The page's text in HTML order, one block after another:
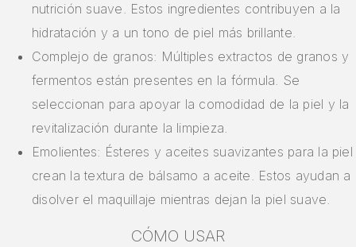
nutrición suave. Estos ingredientes contribuyen a la
hidratación y a un tono de piel más brillante.
Complejo de granos: Múltiples extractos de granos y
fermentos están presentes en la fórmula. Se
seleccionan para apoyar la comodidad de la piel y la
revitalización durante la limpieza.
Emolientes: Ésteres y aceites suavizantes para la piel
crean la textura de bálsamo a aceite. Estos ayudan a
disolver el maquillaje mientras dejan la piel suave.
CÓMO USAR